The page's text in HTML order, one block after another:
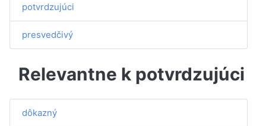
potvrdzujúci
presvedčivý
Relevantne k potvrdzujúci
dôkazný